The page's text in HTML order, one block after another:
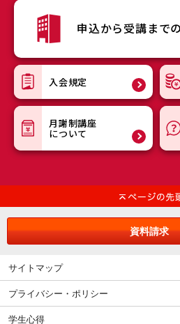
申込から受講まで
入会規定
月謝制講座
について
資料請求
サイトマップ
プライバシー・ポリシー
学生心得